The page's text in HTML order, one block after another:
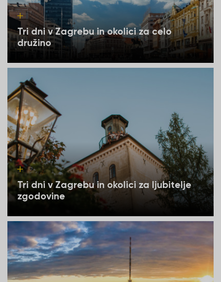
Tri dni v Zagrebu in okolici za celo
družino
Tri dni v Zagrebu in okolici za ljubitelje
zgodovine